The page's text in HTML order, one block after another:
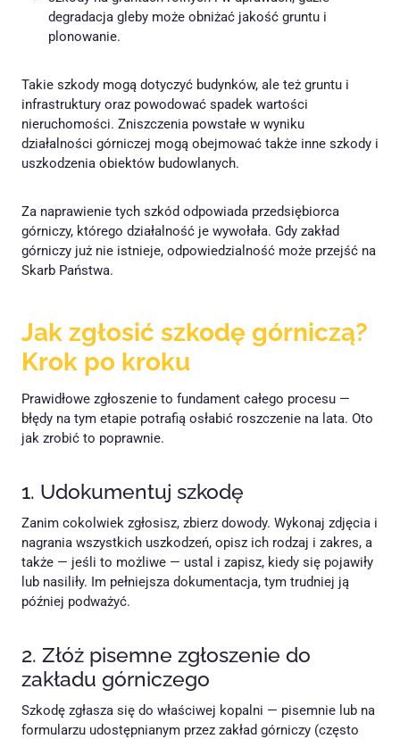
degradacja gleby może obniżać jakość gruntu i
plonowanie.
Takie szkody mogą dotyczyć budynków, ale też gruntu i
infrastruktury oraz powodować spadek wartości
nieruchomości. Zniszczenia powstałe w wyniku
działalności górniczej mogą obejmować także inne szkody i
uszkodzenia obiektów budowlanych.
Za naprawienie tych szkód odpowiada przedsiębiorca
górniczy, którego działalność je wywołała. Gdy zakład
górniczy już nie istnieje, odpowiedzialność może przejść na
Skarb Państwa.
Jak zgłosić szkodę górniczą?
Krok po kroku
Prawidłowe zgłoszenie to fundament całego procesu —
błędy na tym etapie potrafią osłabić roszczenie na lata. Oto
jak zrobić to poprawnie.
1. Udokumentuj szkodę
Zanim cokolwiek zgłosisz, zbierz dowody. Wykonaj zdjęcia i
nagrania wszystkich uszkodzeń, opisz ich rodzaj i zakres, a
także — jeśli to możliwe — ustal i zapisz, kiedy się pojawiły
lub nasiliły. Im pełniejsza dokumentacja, tym trudniej ją
później podważyć.
2. Złóż pisemne zgłoszenie do
zakładu górniczego
Szkodę zgłasza się do właściwej kopalni — pisemnie lub na
formularzu udostępnianym przez zakład górniczy (często